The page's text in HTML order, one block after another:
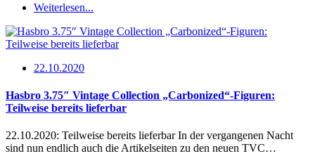
Weiterlesen...
22.10.2020
Hasbro 3.75″ Vintage Collection „Carbonized“-Figuren:
Teilweise bereits lieferbar
22.10.2020: Teilweise bereits lieferbar In der vergangenen Nacht
sind nun endlich auch die Artikelseiten zu den neuen TVC…